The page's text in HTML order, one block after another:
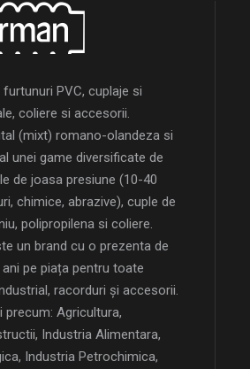
PVC, cuplaje si
coliere si accesorii.
(mixt) romano-olandeza si
unei game diversificate de
de joasa presiune (10-40
chimice, abrazive), cuple de
polipropilena si coliere.
un brand cu o prezenta de
pe piața pentru toate
racorduri și accesorii.
Agricultura,
Industria Alimentara,
Industria Petrochimica,